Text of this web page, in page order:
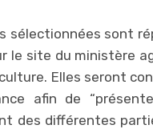
sélectionnées sont
le site du ministère
Elles seront
afin de
des différentes